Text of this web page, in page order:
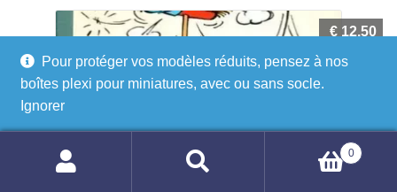
Pour protéger vos modèles réduits, pensez à nos
boîtes plexi pour miniatures, avec ou sans socle.
Ignorer
€ 12,50
Recherche
Recherche
0